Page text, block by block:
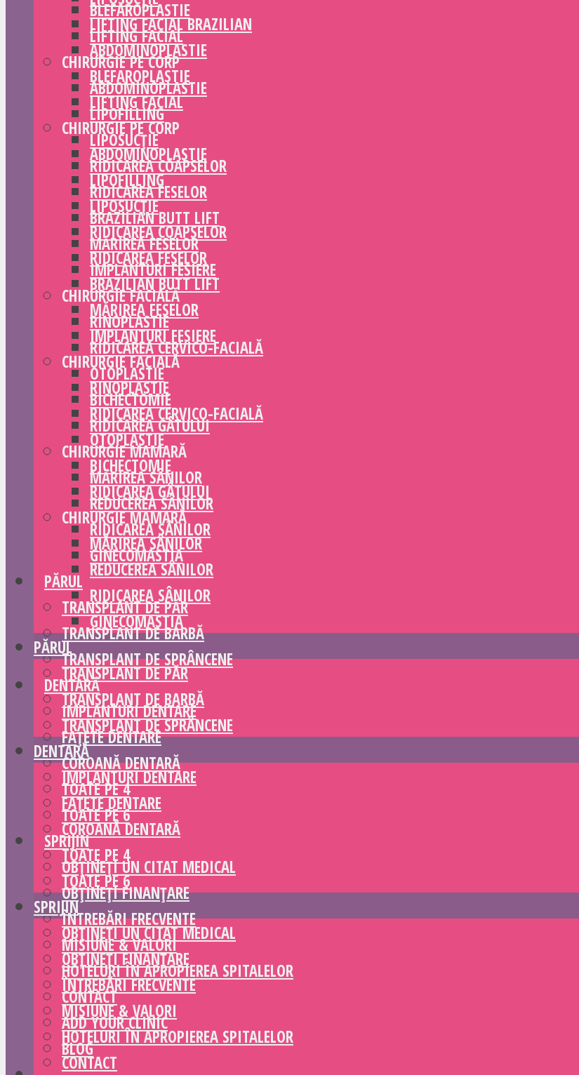
BLEFAROPLASTIE
LIFTING FACIAL
CHIRURGIE PE CORP
ABDOMINOPLASTIE
LIPOFILLING
LIPOSUCȚIE
RIDICAREA COAPSELOR
RIDICAREA FESELOR
BRAZILIAN BUTT LIFT
MĂRIREA FESELOR
IMPLANTURI FESIERE
CHIRURGIE FACIALĂ
RINOPLASTIE
RIDICAREA CERVICO-FACIALĂ
OTOPLASTIE
BICHECTOMIE
RIDICAREA GÂTULUI
CHIRURGIE MAMARĂ
MĂRIREA SÂNILOR
REDUCEREA SÂNILOR
RIDICAREA SÂNILOR
GINECOMASTIA
PĂRUL
TRANSPLANT DE PĂR
TRANSPLANT DE BARBĂ
TRANSPLANT DE SPRÂNCENE
DENTARĂ
IMPLANTURI DENTARE
FAȚETE DENTARE
COROANĂ DENTARĂ
TOATE PE 4
TOATE PE 6
SPRIJIN
OBȚINEȚI UN CITAT MEDICAL
OBȚINEȚI FINANȚARE
ÎNTREBĂRI FRECVENTE
MISIUNE & VALORI
HOTELURI ÎN APROPIEREA SPITALELOR
CONTACT
ADD YOUR CLINIC
BLOG
LIFTING FACIAL BRAZILIAN
ABDOMINOPLASTIE
BLEFAROPLASTIE
LIFTING FACIAL
CHIRURGIE PE CORP
ABDOMINOPLASTIE
LIPOFILLING
LIPOSUCȚIE
RIDICAREA COAPSELOR
RIDICAREA FESELOR
BRAZILIAN BUTT LIFT
MĂRIREA FESELOR
IMPLANTURI FESIERE
CHIRURGIE FACIALĂ
RINOPLASTIE
RIDICAREA CERVICO-FACIALĂ
OTOPLASTIE
BICHECTOMIE
RIDICAREA GÂTULUI
CHIRURGIE MAMARĂ
MĂRIREA SÂNILOR
REDUCEREA SÂNILOR
RIDICAREA SÂNILOR
GINECOMASTIA
PĂRUL
TRANSPLANT DE PĂR
TRANSPLANT DE BARBĂ
TRANSPLANT DE SPRÂNCENE
DENTARĂ
IMPLANTURI DENTARE
FAȚETE DENTARE
COROANĂ DENTARĂ
TOATE PE 4
TOATE PE 6
SPRIJIN
OBȚINEȚI UN CITAT MEDICAL
OBȚINEȚI FINANȚARE
ÎNTREBĂRI FRECVENTE
MISIUNE & VALORI
HOTELURI ÎN APROPIEREA SPITALELOR
CONTACT